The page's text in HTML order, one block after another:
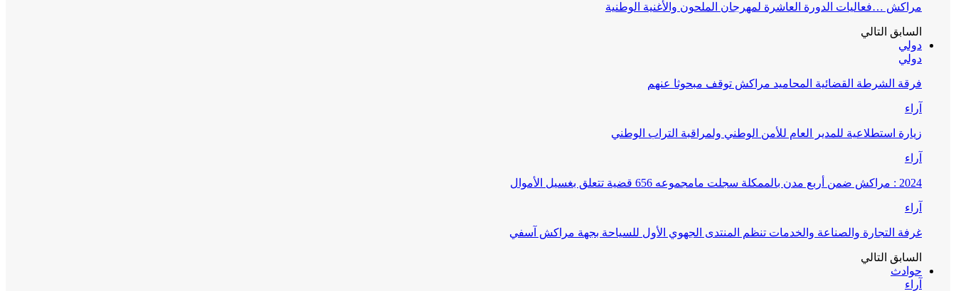
مراكش …فعاليات الدورة العاشرة لمهرجان الملحون والأغنية الوطنية
السابق التالي
دولي
دولي
فرقة الشرطة القضائية المحاميد مراكش توقف مبحوثا عنهم
آراء
زيارة استطلاعية للمدير العام للأمن الوطني ولمراقبة التراب الوطني
آراء
2024 : مراكش ضمن أربع مدن بالممكلة سجلت مامجموعه 656 قضية تتعلق بغسيل الأموال
آراء
غرفة التجارة والصناعة والخدمات تنظم المنتدى الجهوي الأول للسياحة بجهة مراكش آسفي
السابق التالي
حوادث
آراء